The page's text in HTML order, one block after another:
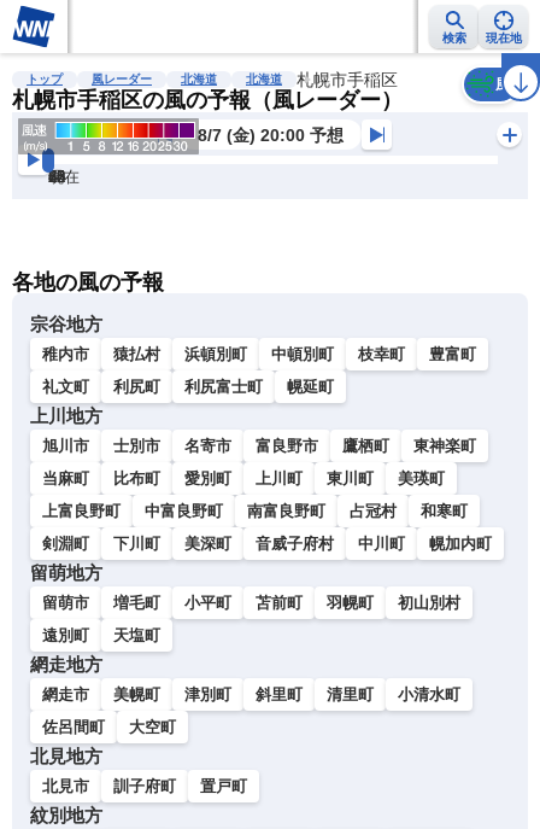
検索 現在地
雨雲レーダー 台風情報 地震情報 警報・注意報 2週間天気 ラ
トップ 風レーダー 北海道 北海道 札幌市手稲区
札幌市手稲区の風の予報（風レーダー）
風
8/7 (金) 20:00 予想
現在
6h
12
24
36
48
60
72
各地の風の予報
宗谷地方
稚内市 猿払村 浜頓別町 中頓別町 枝幸町
豊富町
礼文町
利尻町 利尻富士町 幌延町
上川地方
旭川市 士別市 名寄市 富良野市 鷹栖町
東神楽町
当麻町
比布町 愛別町 上川町 東川町
美瑛町
上富良野町
中富良野町 南富良野町 占冠村
和寒町
剣淵町
下川町 美深町 音威子府村 中川町 幌加内町
留萌地方
留萌市 増毛町 小平町 苫前町 羽幌町
初山別村
遠別町
天塩町
網走地方
網走市 美幌町 津別町 斜里町 清里町
小清水町
佐呂間町
大空町
北見地方
北見市 訓子府町 置戸町
紋別地方